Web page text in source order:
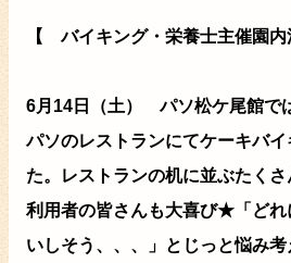
【 バイキング・栄養士主催園
6月14日（土） パソ松ケ尾館で
パソのレストランにてケーキバ
た。レストランの机に並ぶたく
利用者の皆さんも大喜び★「どれ
いしそう、、、」とじっと悩み